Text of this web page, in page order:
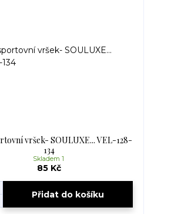
vršek- SOULUXE... VEL-128-
134
85 Kč
Skladem 1
Přidat do košíku